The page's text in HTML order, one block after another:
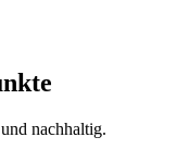
nachhaltig.